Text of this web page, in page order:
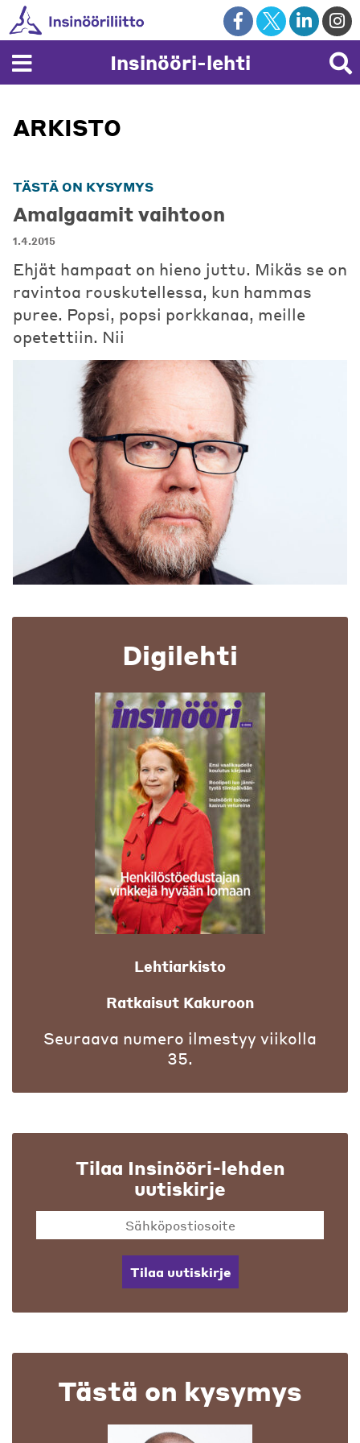
Skip
to
content
Insinööri-lehti
ARKISTO
TÄSTÄ ON KYSYMYS
Amalgaamit vaihtoon
1.4.2015
Ehjät hampaat on hieno juttu. Mikäs se on
ravintoa rouskutellessa, kun hammas
puree. Popsi, popsi porkkanaa, meille
opetettiin. Nii
Digilehti
Lehtiarkisto
Ratkaisut Kakuroon
Seuraava numero ilmestyy viikolla
35.
Tilaa Insinööri-lehden
uutiskirje
Tilaa uutiskirje
Tästä on kysymys